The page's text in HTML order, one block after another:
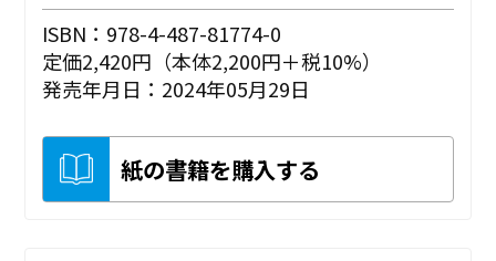
ISBN：978-4-487-81774-0
定価2,420円（本体2,200円＋税10%）
発売年月日：2024年05月29日
紙の書籍を購入する